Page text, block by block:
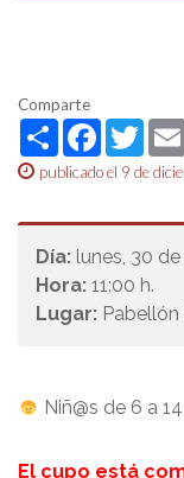
Comparte
Share
publicado el 9 de
Día: lunes, 30
Hora: 11:00 h.
Lugar:
Niñ@s de 6 a
El cupo está